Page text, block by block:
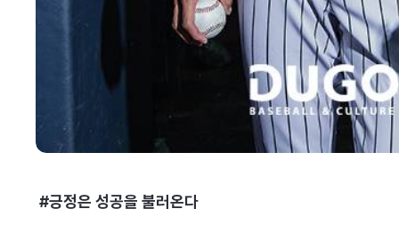
#긍정은 성공을 불러온다